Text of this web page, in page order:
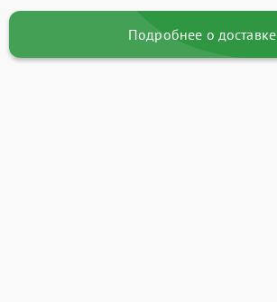
Подробнее о доставке